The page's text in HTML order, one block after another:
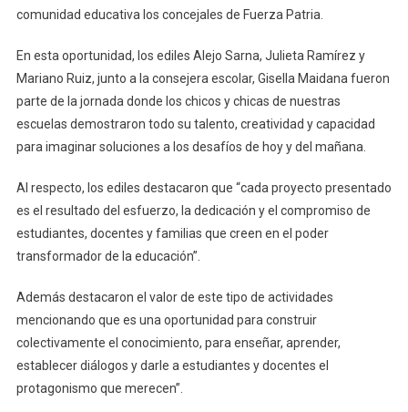
comunidad educativa los concejales de Fuerza Patria.
En esta oportunidad, los ediles Alejo Sarna, Julieta Ramírez y
Mariano Ruiz, junto a la consejera escolar, Gisella Maidana fueron
parte de la jornada donde los chicos y chicas de nuestras
escuelas demostraron todo su talento, creatividad y capacidad
para imaginar soluciones a los desafíos de hoy y del mañana.
Al respecto, los ediles destacaron que “cada proyecto presentado
es el resultado del esfuerzo, la dedicación y el compromiso de
estudiantes, docentes y familias que creen en el poder
transformador de la educación”.
Además destacaron el valor de este tipo de actividades
mencionando que es una oportunidad para construir
colectivamente el conocimiento, para enseñar, aprender,
establecer diálogos y darle a estudiantes y docentes el
protagonismo que merecen”.